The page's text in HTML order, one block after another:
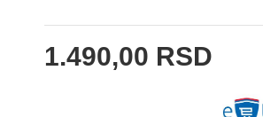
1.490,00 RSD